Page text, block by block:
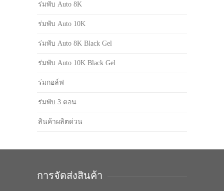
ร่มพับ Auto 8K
ร่มพับ Auto 10K
ร่มพับ Auto 8K Black Gel
ร่มพับ Auto 10K Black Gel
ร่มกอล์ฟ
ร่มพับ 3 ตอน
สินค้าผลิตด่วน
การจัดส่งสินค้า